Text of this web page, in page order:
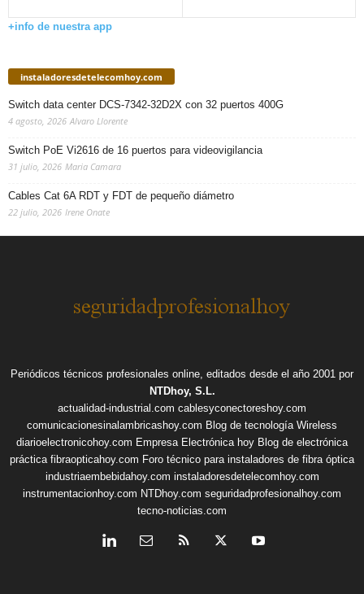
+info de nuestra app
instaladoresdetelecomhoy.com
Switch data center DCS-7342-32D2X con 32 puertos 400G
4 agosto, 2026 Alvaro Llorente
Switch PoE Vi2616 de 16 puertos para videovigilancia
31 julio, 2026 Maria Camara
Cables Cat 6A RDT y FDT de pequeño diámetro
22 julio, 2026 Irene Onate
Periódicos técnicos profesionales online, editados desde el año 2001 por
NTDhoy, S.L.
actualidad-industrial.com cablesyconectoreshoy.com
comunicacionesinalambricashoy.com Blog de tecnología Wireless
diarioelectronicohoy.com Empresa Electrónica hoy Blog de electrónica
práctica fibraopticahoy.com Foro técnico para instaladores de fibra óptica
industriaembebidahoy.com instaladoresdetelecomhoy.com
instrumentacionhoy.com NTDhoy.com seguridadprofesionalhoy.com
tecno-noticias.com